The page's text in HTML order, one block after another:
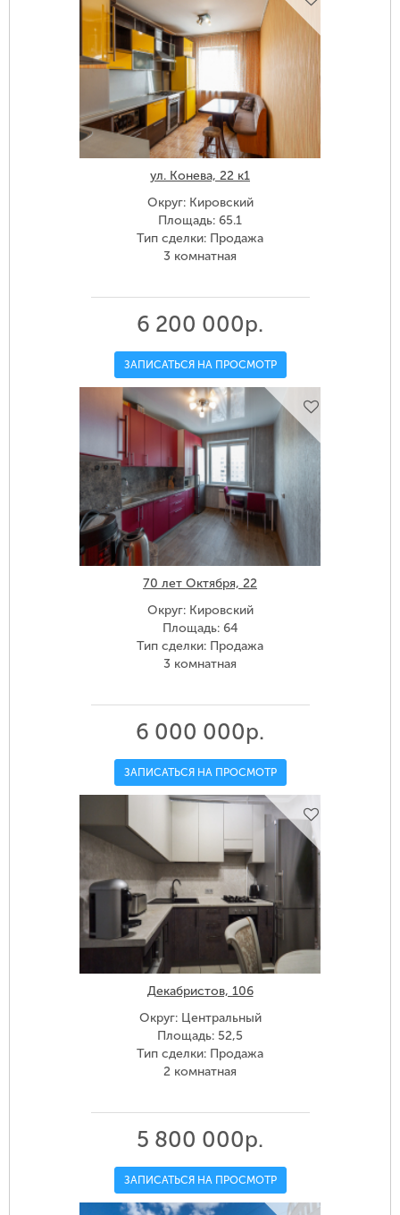
ул. Конева, 22 к1
Округ: Кировский
Площадь: 65.1
Тип сделки: Продажа
3 комнатная
6 200 000р.
ЗАПИСАТЬСЯ НА ПРОСМОТР
70 лет Октября, 22
Округ: Кировский
Площадь: 64
Тип сделки: Продажа
3 комнатная
6 000 000р.
ЗАПИСАТЬСЯ НА ПРОСМОТР
Декабристов, 106
Округ: Центральный
Площадь: 52,5
Тип сделки: Продажа
2 комнатная
5 800 000р.
ЗАПИСАТЬСЯ НА ПРОСМОТР